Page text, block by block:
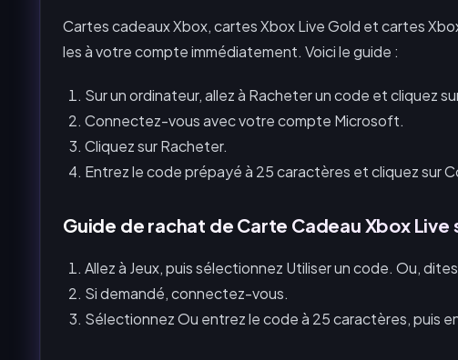
Cartes cadeaux Xbox, cartes Xbox Live Gold et cartes
les à votre compte immédiatement. Voici le guide :
Sur un ordinateur, allez à Racheter un code et cliquez
Connectez-vous avec votre compte Microsoft.
Cliquez sur Racheter.
Entrez le code prépayé à 25 caractères et cliquez sur
Guide de rachat de Carte Cadeau Xbox Live
Allez à Jeux, puis sélectionnez Utiliser un code. Ou,
Si demandé, connectez-vous.
Sélectionnez Ou entrez le code à 25 caractères, puis